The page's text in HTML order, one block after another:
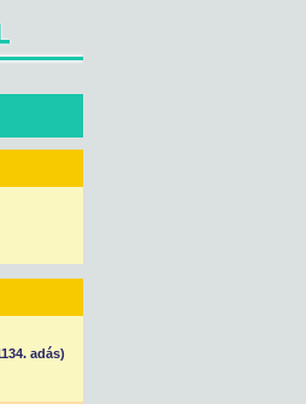
adás)